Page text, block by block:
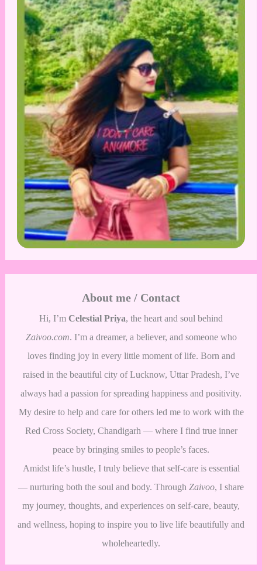
About me / Contact
Hi, I’m Celestial Priya, the heart and soul behind
Zaivoo.com. I’m a dreamer, a believer, and someone who
loves finding joy in every little moment of life. Born and
raised in the beautiful city of Lucknow, Uttar Pradesh, I’ve
always had a passion for spreading happiness and positivity.
My desire to help and care for others led me to work with the
Red Cross Society, Chandigarh — where I find true inner
peace by bringing smiles to people’s faces.
Amidst life’s hustle, I truly believe that self-care is essential
— nurturing both the soul and body. Through Zaivoo, I share
my journey, thoughts, and experiences on self-care, beauty,
and wellness, hoping to inspire you to live life beautifully and
wholeheartedly.